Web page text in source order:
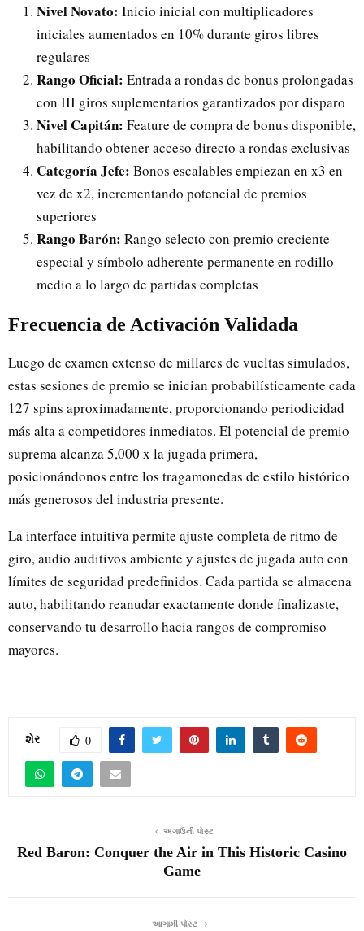
Nivel Novato: Inicio inicial con multiplicadores
iniciales aumentados en 10% durante giros libres
regulares
Rango Oficial: Entrada a rondas de bonus prolongadas
con III giros suplementarios garantizados por disparo
Nivel Capitán: Feature de compra de bonus disponible,
habilitando obtener acceso directo a rondas exclusivas
Categoría Jefe: Bonos escalables empiezan en x3 en
vez de x2, incrementando potencial de premios
superiores
Rango Barón: Rango selecto con premio creciente
especial y símbolo adherente permanente en rodillo
medio a lo largo de partidas completas
Frecuencia de Activación Validada
Luego de examen extenso de millares de vueltas simulados,
estas sesiones de premio se inician probabilísticamente cada
127 spins aproximadamente, proporcionando periodicidad
más alta a competidores inmediatos. El potencial de premio
suprema alcanza 5,000 x la jugada primera,
posicionándonos entre los tragamonedas de estilo histórico
más generosos del industria presente.
La interface intuitiva permite ajuste completa de ritmo de
giro, audio auditivos ambiente y ajustes de jugada auto con
límites de seguridad predefinidos. Cada partida se almacena
auto, habilitando reanudar exactamente donde finalizaste,
conservando tu desarrollo hacia rangos de compromiso
mayores.
શેર 0
અગાઉની પોસ્ટ
Red Baron: Conquer the Air in This Historic Casino
Game
આગામી પોસ્ટ